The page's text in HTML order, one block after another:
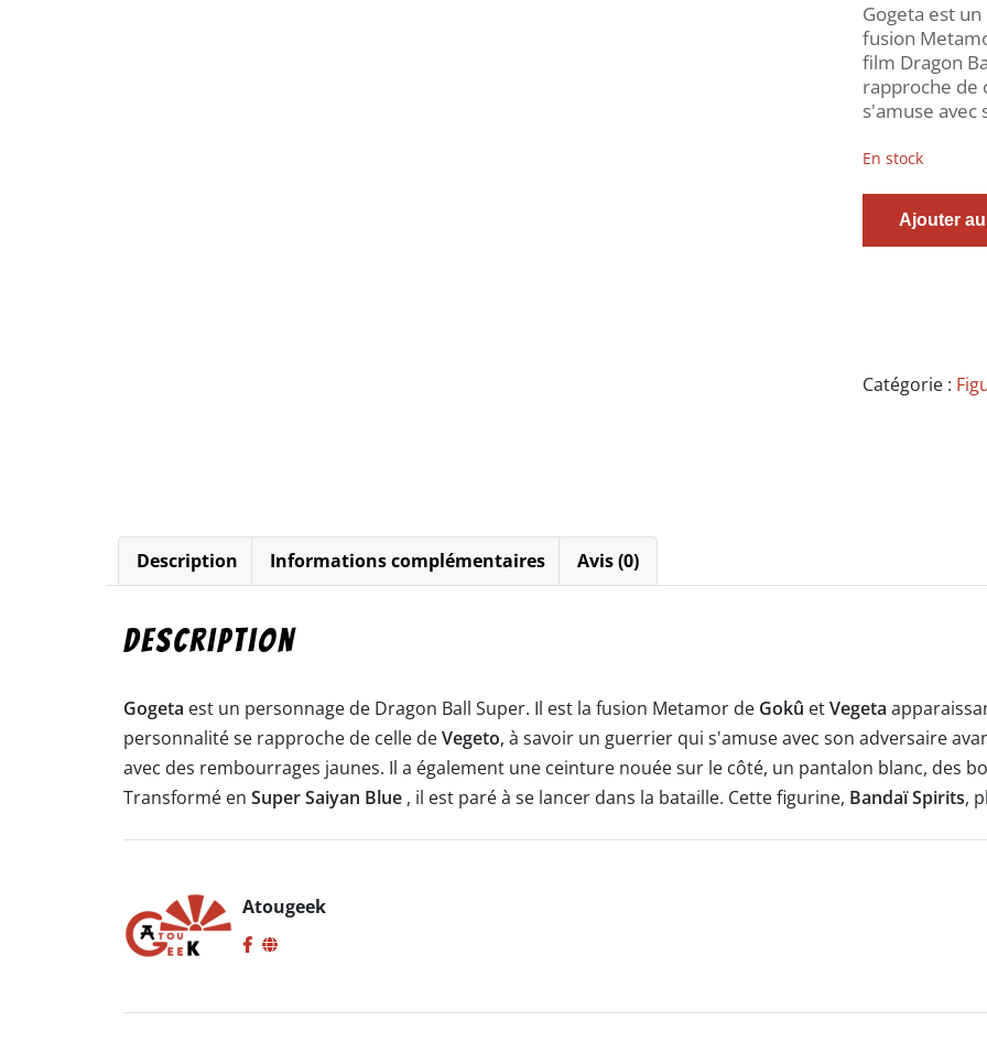
Gogeta est
fusion
film Dragon
rapproche de
s'amuse avec
En stock
Dragon
Ssj
Ajouter
Catégorie :
Description Informations complémentaires Avis (0)
Description
Gogeta est un personnage de Dragon Ball Super. Il est la fusion Metamor de Gokû etVegeta
personnalité se rapproche de celle deVegeto, à savoir un guerrier qui s'amuse avec son adversaire
avec des rembourrages jaunes. Il a également une ceinture nouée sur le côté, un pantalon blanc, des
Transformé en Super Saiyan Blue , il est paré à se lancer dans la bataille. Cette figurine, Bandaï Spirits,
Atougeek